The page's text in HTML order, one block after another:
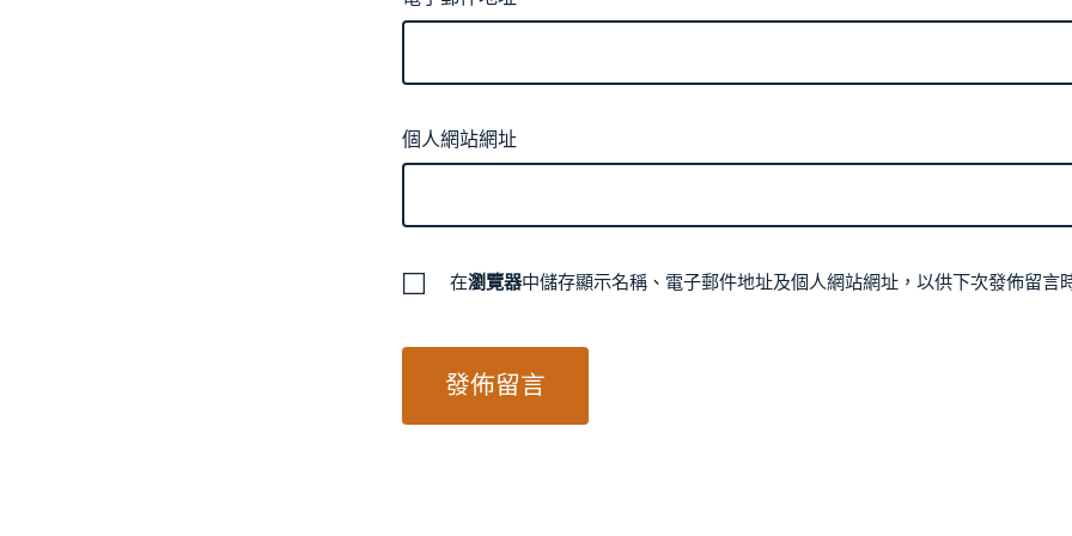
個人網站網址
在瀏覽器中儲存顯示名稱、電子郵件地址及個人網站網址，以供下次發佈留言